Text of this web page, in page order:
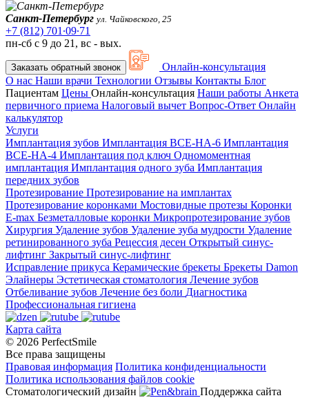
Санкт-Петербург ул. Чайковского, 25
+7 (812) 701∙09∙71
пн-сб с 9 до 21, вс - вых.
Заказать обратный звонок
Онлайн-консультация
О нас Наши врачи Технологии Отзывы Контакты Блог
Пациентам Цены Онлайн-консультация Наши работы Анкета
первичного приема Налоговый вычет Вопрос-Ответ Онлайн
калькулятор
Услуги
Имплантация зубов Имплантация ВСЕ-НА-6 Имплантация
ВСЕ-НА-4 Имплантация под ключ Одномоментная
имплантация Имплантация одного зуба Имплантация
передних зубов
Протезирование Протезирование на имплантах
Протезирование коронками Мостовидные протезы Коронки
E-max Безметалловые коронки Микропротезирование зубов
Хирургия Удаление зубов Удаление зуба мудрости Удаление
ретинированного зуба Рецессия десен Открытый синус-
лифтинг Закрытый синус-лифтинг
Исправление прикуса Керамические брекеты Брекеты Damon
Элайнеры Эстетическая стоматология Лечение зубов
Отбеливание зубов Лечение без боли Диагностика
Профессиональная гигиена
Карта сайта
© 2026 PerfectSmile
Все права защищены
Правовая информация Политика конфиденциальности
Политика использования файлов cookie
Стоматологический дизайн
Поддержка сайта